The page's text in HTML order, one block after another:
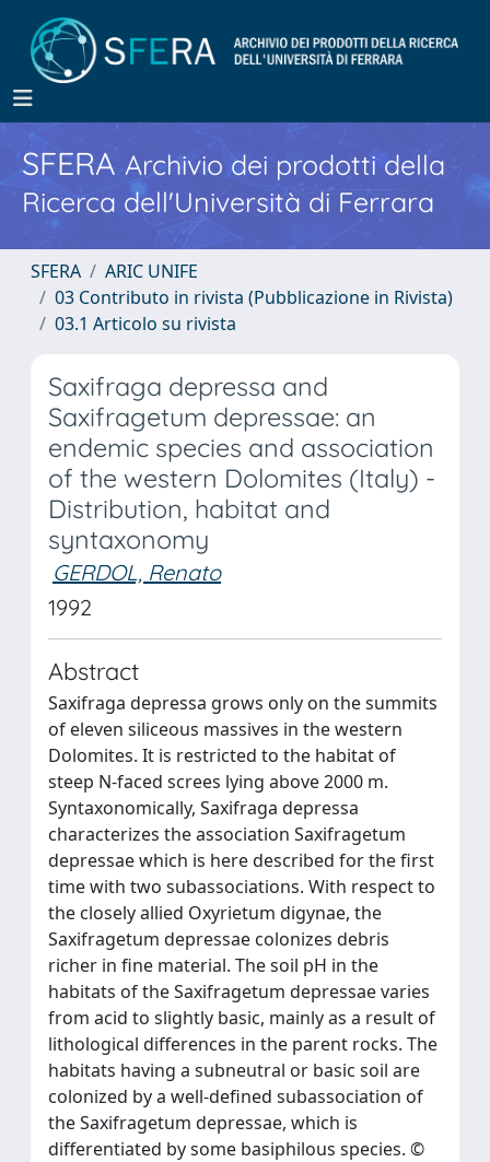
SFERA Archivio dei prodotti della
Ricerca dell'Università di Ferrara
SFERA
ARIC UNIFE
03 Contributo in rivista (Pubblicazione in Rivista)
03.1 Articolo su rivista
Saxifraga depressa and
Saxifragetum depressae: an
endemic species and association
of the western Dolomites (Italy) -
Distribution, habitat and
syntaxonomy
GERDOL, Renato
1992
Abstract
Saxifraga depressa grows only on the summits
of eleven siliceous massives in the western
Dolomites. It is restricted to the habitat of
steep N-faced screes lying above 2000 m.
Syntaxonomically, Saxifraga depressa
characterizes the association Saxifragetum
depressae which is here described for the first
time with two subassociations. With respect to
the closely allied Oxyrietum digynae, the
Saxifragetum depressae colonizes debris
richer in fine material. The soil pH in the
habitats of the Saxifragetum depressae varies
from acid to slightly basic, mainly as a result of
lithological differences in the parent rocks. The
habitats having a subneutral or basic soil are
colonized by a well-defined subassociation of
the Saxifragetum depressae, which is
differentiated by some basiphilous species. ©